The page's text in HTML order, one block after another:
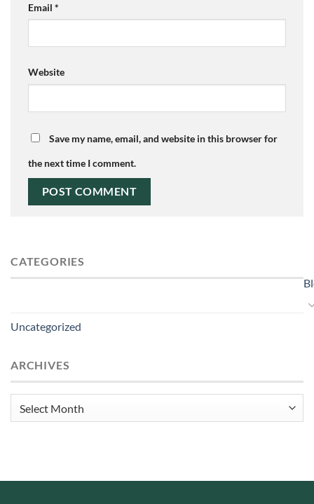
Email *
Website
Save my name, email, and website in this browser for
the next time I comment.
CATEGORIES
Uncategorized
ARCHIVES
Archives